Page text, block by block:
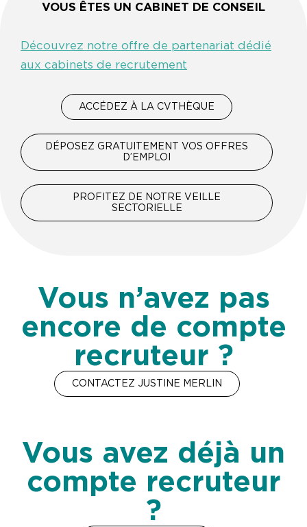
VOUS ÊTES UN CABINET DE CONSEIL
Découvrez notre offre de partenariat dédié
aux cabinets de recrutement
ACCÉDEZ À LA CVTHÈQUE
DÉPOSEZ GRATUITEMENT VOS OFFRES
D’EMPLOI
PROFITEZ DE NOTRE VEILLE
SECTORIELLE
Vous n’avez pas
encore de compte
recruteur ?
CONTACTEZ JUSTINE MERLIN
Vous avez déjà un
compte recruteur
?